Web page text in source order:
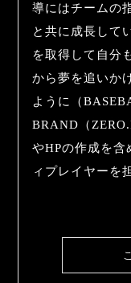
導にはチームの
と共に成長して
を取得して自分
から夢を追いか
ように（
BRAND（
やHPの作成を含
ィプレイヤーを